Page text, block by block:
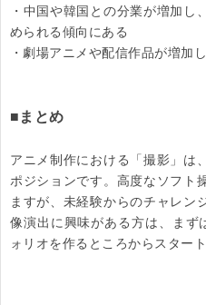
・中国や韓国との分業が増加
められる傾向にある
・劇場アニメや配信作品が増加
■まとめ
アニメ制作における「撮影」は
ポジションです。高度なソフト
ますが、未経験からのチャレン
像演出に興味がある方は、ま
ォリオを作るところからスター